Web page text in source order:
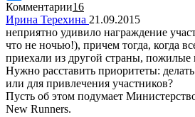
Комментарии16
Ирина Терехина 21.09.2015
неприятно удивило награждение
что не ночью!), причем тогда, когда
приехали из другой страны, пожилые
Нужно расставить приоритеты:
или для привлечения участников?
Пусть об этом подумает
New Runners.